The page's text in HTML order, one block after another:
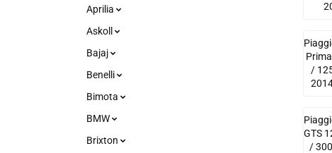
Aprilia
Askoll
Bajaj
Benelli
Bimota
BMW
Brixton
/
GTS
/